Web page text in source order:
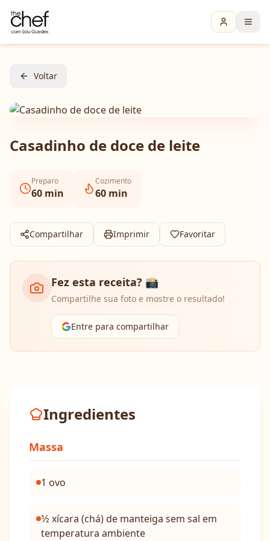
Voltar
Casadinho de doce de leite
Preparo
60 min
Cozimento
60 min
Compartilhar Imprimir Favoritar
Fez esta receita? 📸
Compartilhe sua foto e mostre o resultado!
Entre para compartilhar
Ingredientes
Massa
1 ovo
1⁄2 xícara (chá) de manteiga sem sal em
temperatura ambiente